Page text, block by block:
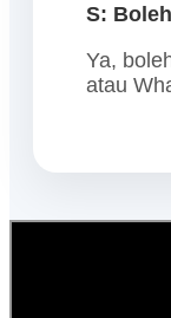
S:
Ya,
atau